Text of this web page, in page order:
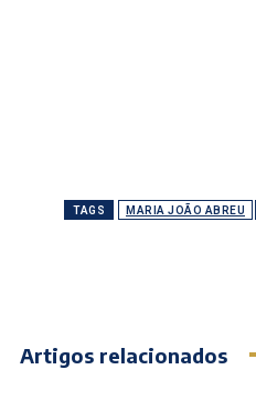
TAGS MARIA JOÃO ABREU
Artigos relacionados